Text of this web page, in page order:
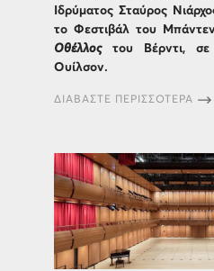
Ιδρύματος Σταύρος
το Φεστιβάλ του
Οθέλλοςτου Βέρντι, σε
Ουίλσον.
ΔΙΑΒΑΣΤΕ ΠΕΡΙΣΣΟΤΕΡΑ